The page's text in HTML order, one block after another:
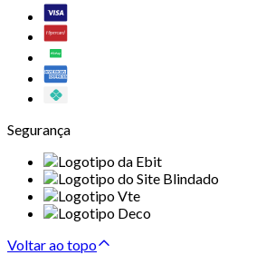
Segurança
Voltar ao topo